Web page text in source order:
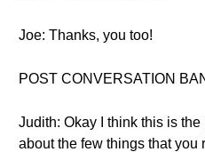
Joe: Thanks, you too!
POST CONVERSATION
Judith: Okay I think this is
about the few things that you